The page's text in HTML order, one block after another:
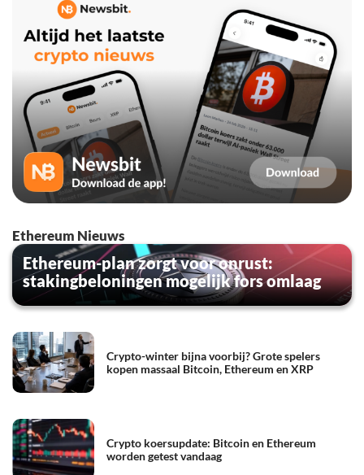
Ethereum Nieuws
Ethereum-plan zorgt voor onrust:
stakingbeloningen mogelijk fors omlaag
Crypto-winter bijna voorbij? Grote spelers
kopen massaal Bitcoin, Ethereum en XRP
Crypto koersupdate: Bitcoin en Ethereum
worden getest vandaag